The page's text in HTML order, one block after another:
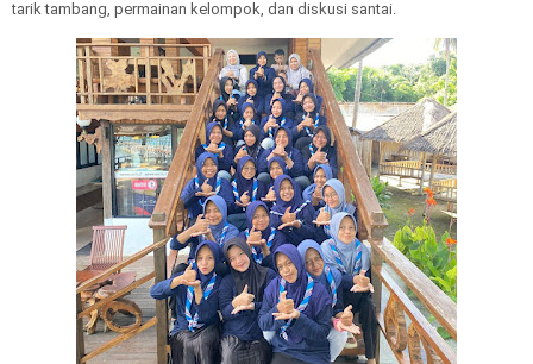
tarik tambang, permainan kelompok, dan diskusi santai.